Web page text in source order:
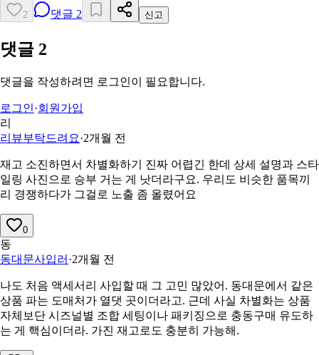
2 댓글 2 신고
댓글 2
댓글을 작성하려면 로그인이 필요합니다.
로그인·회원가입
리
리뷰부탁드려요·2개월 전
재고 소진하면서 차별화하기 진짜 어렵긴 한데 상세 설명과 스타
일링 사진으로 승부 거는 게 낫더라구요. 우리도 비슷한 품목끼
리 경쟁하다가 그걸로 노출 좀 올렸어요
0
동
동대문사입러 ·2개월 전
나도 처음 액세서리 사입할 때 그 고민 많았어. 동대문에서 같은
상품 파는 도매처가 열댓 곳이더라고. 근데 사실 차별화는 상품
자체보단 시즈널별 조합 세팅이나 패키징으로 충동구매 유도하
는 게 핵심이더라. 가진 재고로도 충분히 가능해.